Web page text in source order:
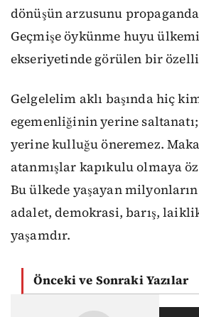
dönüşün arzusunu
Geçmişe öykünme huyu
ekseriyetinde görülen bir
Gelgelelim aklı başında hiç
egemenliğinin yerine saltanatı;
yerine kulluğu öneremez.
atanmışlar kapıkulu olmaya
Bu ülkede yaşayan
adalet, demokrasi, barış,
yaşamdır.
Önceki ve Sonraki Yazılar